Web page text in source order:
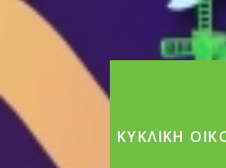
ΚΥΚΛΙΚΉ